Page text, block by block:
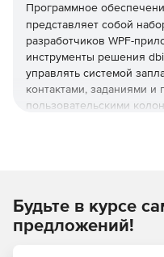
Программное
представляет собой
разработчиков WPF-
инструменты решения
управлять системой
контактами, заданиями и
пользовательскими
dbiCalendarWPF
Column Day/Resource
Calendar View),
Будьте в курсе
предложений!